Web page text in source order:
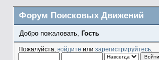
Форум Поисковых Движений
Добро пожаловать, Гость
Пожалуйста, войдите или зарегистрируйтесь.